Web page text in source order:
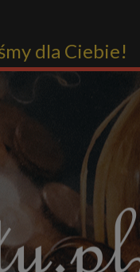
dla Ciebie!